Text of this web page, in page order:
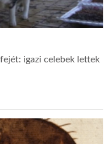
igazi celebek lettek